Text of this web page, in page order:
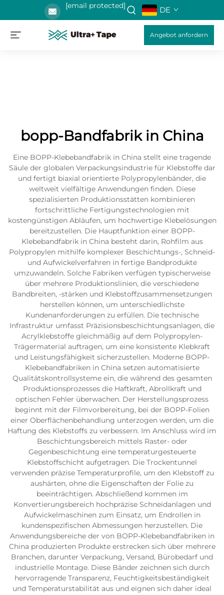
[email protected] DE
Angebot anfordern
bopp-Bandfabrik in China
Eine BOPP-Klebebandfabrik in China stellt eine tragende
Säule der globalen Verpackungsindustrie für Klebstoffe dar
und fertigt biaxial orientierte Polypropylenbänder, die
weltweit vielfältige Anwendungen finden. Diese
spezialisierten Produktionsstätten kombinieren
fortschrittliche Fertigungstechnologien mit
kostengünstigen Abläufen, um hochwertige Klebelösungen
bereitzustellen. Die Hauptfunktion einer BOPP-
Klebebandfabrik in China besteht darin, Rohfilm aus
Polypropylen mithilfe komplexer Beschichtungs-, Schneid-
und Aufwickelverfahren in fertige Bandprodukte
umzuwandeln. Solche Fabriken verfügen typischerweise
über mehrere Produktionslinien, die verschiedene
Bandbreiten, -stärken und Klebstoffzusammensetzungen
herstellen können, um unterschiedlichste
Kundenanforderungen zu erfüllen. Die technische
Infrastruktur umfasst Präzisionsbeschichtungsanlagen, die
Acrylklebstoffe gleichmäßig auf dem Polypropylen-
Trägermaterial auftragen, um eine konsistente Klebkraft
und Leistungsfähigkeit sicherzustellen. Moderne BOPP-
Klebebandfabriken in China setzen automatisierte
Qualitätskontrollsysteme ein, die während des gesamten
Produktionsprozesses die Haftkraft, Abrollkraft und
optischen Fehler überwachen. Der Herstellungsprozess
beginnt mit der Filmvorbereitung, bei der BOPP-Folien
einer Oberflächenbehandlung unterzogen werden, um die
Haftung des Klebstoffs zu verbessern. Im Anschluss wird im
Beschichtungsbereich mittels Raster- oder
Gegenbeschichtung eine temperaturgesteuerte
Klebstoffschicht aufgetragen. Die Trockentunnel
verwenden präzise Temperaturprofile, um den Klebstoff zu
aushärten, ohne die Eigenschaften der Folie zu
beeinträchtigen. Abschließend kommen im
Konvertierungsbereich hochpräzise Schneidanlagen und
Aufwickelmaschinen zum Einsatz, um Endrollen in
kundenspezifischen Abmessungen herzustellen. Die
Anwendungsbereiche der von BOPP-Klebebandfabriken in
China produzierten Produkte erstrecken sich über mehrere
Branchen, darunter Verpackung, Versand, Bürobedarf und
industrielle Montage. Diese Bänder zeichnen sich durch
hervorragende Transparenz, Feuchtigkeitsbeständigkeit
und Temperaturstabilität aus und eignen sich daher ideal